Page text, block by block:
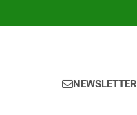
NEWSLETTER